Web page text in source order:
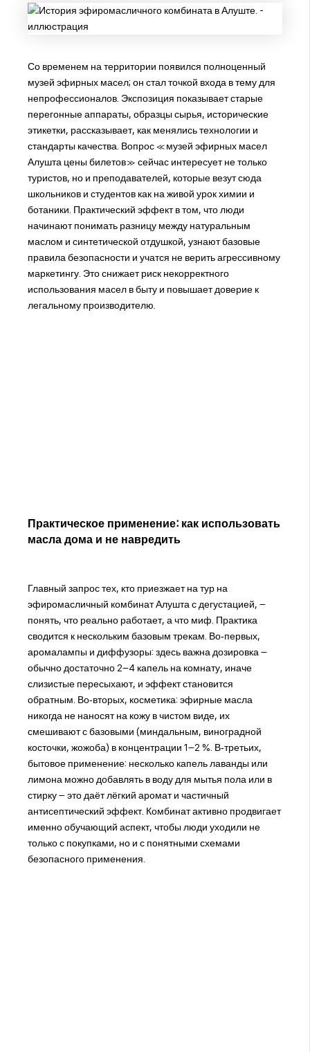
Со временем на территории появился полноценный
музей эфирных масел; он стал точкой входа в тему для
непрофессионалов. Экспозиция показывает старые
перегонные аппараты, образцы сырья, исторические
этикетки, рассказывает, как менялись технологии и
стандарты качества. Вопрос «музей эфирных масел
Алушта цены билетов» сейчас интересует не только
туристов, но и преподавателей, которые везут сюда
школьников и студентов как на живой урок химии и
ботаники. Практический эффект в том, что люди
начинают понимать разницу между натуральным
маслом и синтетической отдушкой, узнают базовые
правила безопасности и учатся не верить агрессивному
маркетингу. Это снижает риск некорректного
использования масел в быту и повышает доверие к
легальному производителю.
Практическое применение: как использовать
масла дома и не навредить
Главный запрос тех, кто приезжает на тур на
эфиромасличный комбинат Алушта с дегустацией, –
понять, что реально работает, а что миф. Практика
сводится к нескольким базовым трекам. Во‑первых,
аромалампы и диффузоры: здесь важна дозировка –
обычно достаточно 2–4 капель на комнату, иначе
слизистые пересыхают, и эффект становится
обратным. Во‑вторых, косметика: эфирные масла
никогда не наносят на кожу в чистом виде, их
смешивают с базовыми (миндальным, виноградной
косточки, жожоба) в концентрации 1–2 %. В‑третьих,
бытовое применение: несколько капель лаванды или
лимона можно добавлять в воду для мытья пола или в
стирку – это даёт лёгкий аромат и частичный
антисептический эффект. Комбинат активно продвигает
именно обучающий аспект, чтобы люди уходили не
только с покупками, но и с понятными схемами
безопасного применения.